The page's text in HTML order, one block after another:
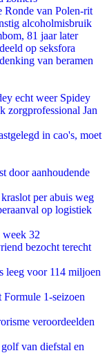
Ronde van Polen-rit
alcoholmisbruik
81 jaar later
op seksfora
van beramen
echt weer Spidey
zorgprofessional Jan
in cao's, moet
door aanhoudende
per abuis weg
op logistiek
week 32
bezocht terecht
leeg voor 114 miljoen
1-seizoen
veroordeelden
van diefstal en